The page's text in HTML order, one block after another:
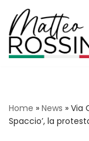
Vai
al
contenuto
Home » News » Via
Spaccio’, la